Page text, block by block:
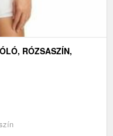
RÓZSASZÍN,